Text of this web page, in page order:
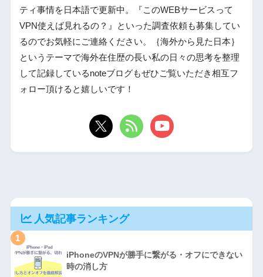
ティ事情を日本語で更新中。『このWEBサービスって
VPN使えば見れるの？』といった調査依頼も募集してい
るのでお気軽にご連絡ください。｛海外から見た日本｝
というテーマで海外在住歴の長い私の日々の思考を整理
して記録しているnoteブログもぜひご覧いただき相互フ
ォロー頂けると嬉しいです！
人気記事ランキング
1
iPhoneのVPNが勝手に繋がる・オフにできない
時の消し方